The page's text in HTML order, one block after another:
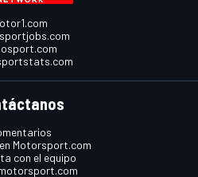
Motorsport.com
con el equipo